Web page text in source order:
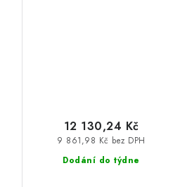
Dodání do týdne
9 861,98 Kč bez DPH
12 130,24 Kč